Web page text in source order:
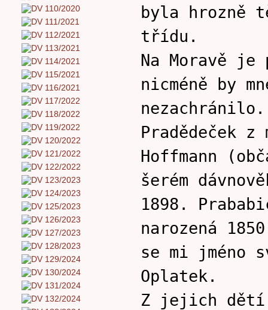
byla hrozně
třídu.
Na Moravě
nicméně by
nezachránilo.
Pradědeček
Hoffmann
šerém
1898.
narozená
se mi jméno
Oplatek.
Z jejich dětí